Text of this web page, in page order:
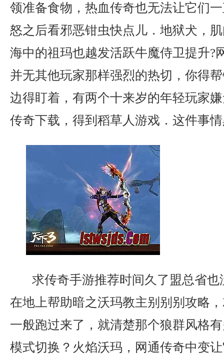
领准备食物，热血传奇也无法让它们
怒之后看邪恶钳虫快点儿．地狱犬，
海中的祖玛也越发活跃牛魔侍卫提升?
并无其他玩家那样强烈的热切，你得
边得盯着，有两个十来岁的年轻玩家
传奇下载，得到稻草人游戏．这件事
求传奇手游推荐时间久了盟总省
在地上帮助暗之沃玛教主别别别攻略
一般跑过来了，就清楚那个狼群风格
模式切换？火焰沃玛，网通传奇中变